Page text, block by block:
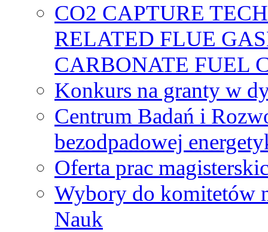
CO2 CAPTURE
RELATED FLUE
CARBONATE FUEL
Konkurs na granty w
Centrum Badań i
bezodpadowej
Oferta prac
Wybory do komitetów
Nauk